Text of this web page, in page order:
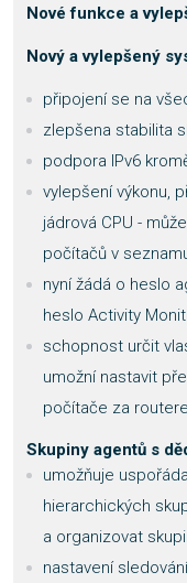
Nové funkce a
Nový a vylepšený
připojení se na
zlepšena stabilita
podpora IPv6
vylepšení výkonu,
jádrová CPU -
počítačů v
nyní žádá o heslo
heslo Activity
schopnost určit
umožní nastavit
počítače za
Skupiny agentů s
umožňuje
hierarchických
a organizovat
nastavení